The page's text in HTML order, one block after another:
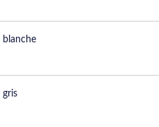
blanche
gris